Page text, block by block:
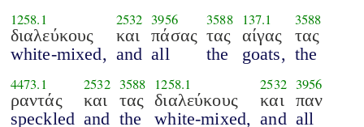
1258.1
διαλεύκους
white-mixed,
2532
και
and
3956
πάσας
all
3588
τας
the
137.1
αίγας
goats,
3588
τας
the
4473.1
ραντάς
speckled
2532
και
and
3588
τας
the
1258.1
διαλεύκους
white-mixed,
2532
και
and
3956
παν
all